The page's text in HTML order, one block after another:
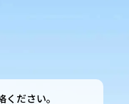
ださい。